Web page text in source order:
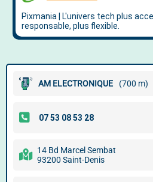
AM ELECTRONIQUE (700 m)
14 Bd Marcel Sembat
93200 Saint-Denis